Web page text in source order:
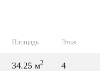
Площадь Этаж
34.25 м2 4